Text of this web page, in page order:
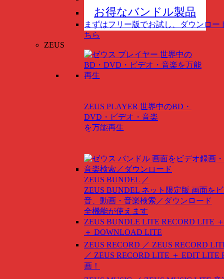
お得なバンドル製品
まずはフリー版でお試し、ダウンロー
ちら
ZEUS
ZEUS PLAYER 世界中のBD・
DVD・ビデオ・音楽
を万能再生
ZEUS BUNDEL ／
ZEUS BUNDEL ネット限定版 画面を
音、動画・音楽検索／ダウンロード
全機能が使えます
ZEUS BUNDLE LITE RECORD LITE
＋ DOWNLOAD LITE
ZEUS RECORD ／ ZEUS RECORD
／ ZEUS RECORD LITE ＋ EDIT LITE
画！